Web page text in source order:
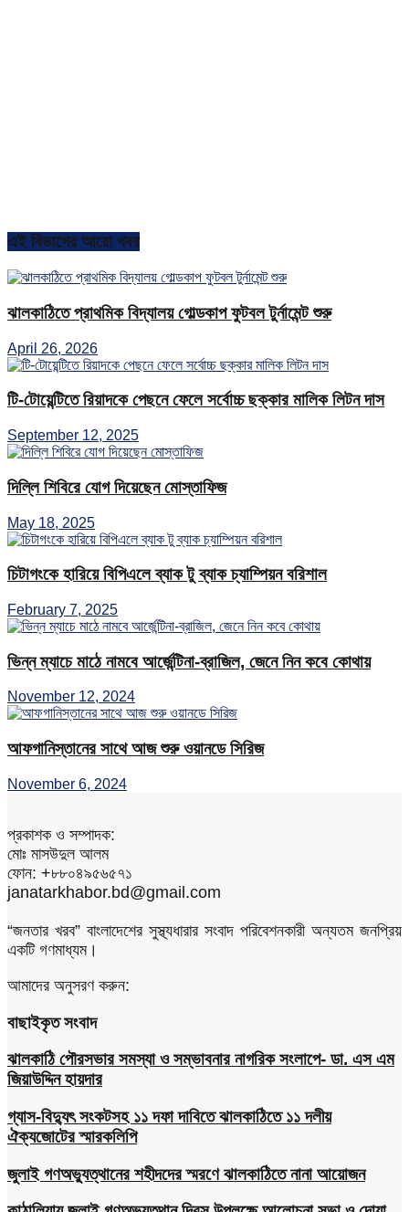
এই বিভাগের আরো খবর
ঝালকাঠিতে প্রাথমিক বিদ্যালয় গোল্ডকাপ ফুটবল টুর্নামেন্ট শুরু
April 26, 2026
টি-টোয়েন্টিতে রিয়াদকে পেছনে ফেলে সর্বোচ্চ ছক্কার মালিক লিটন দাস
September 12, 2025
দিল্লি শিবিরে যোগ দিয়েছেন মোস্তাফিজ
May 18, 2025
চিটাগংকে হারিয়ে বিপিএলে ব্যাক টু ব্যাক চ্যাম্পিয়ন বরিশাল
February 7, 2025
ভিন্ন ম্যাচে মাঠে নামবে আর্জেন্টিনা-ব্রাজিল, জেনে নিন কবে কোথায়
November 12, 2024
আফগানিস্তানের সাথে আজ শুরু ওয়ানডে সিরিজ
November 6, 2024
প্রকাশক ও সম্পাদক:
মোঃ মাসউদুল আলম
ফোন: +৮৮০৪৯৫৬৫৭১
janatarkhabor.bd@gmail.com
“জনতার খরব” বাংলাদেশের সুস্থ্যধারার সংবাদ পরিবেশনকারী অন্যতম জনপ্রিয়
একটি গণমাধ্যম।
আমাদের অনুসরণ করুন:
বাছাইকৃত সংবাদ
ঝালকাঠি পৌরসভার সমস্যা ও সম্ভাবনার নাগরিক সংলাপে- ডা. এস এম
জিয়াউদ্দিন হায়দার
গ্যাস-বিদ্যুৎ সংকটসহ ১১ দফা দাবিতে ঝালকাঠিতে ১১ দলীয়
ঐক্যজোটের স্মারকলিপি
জুলাই গণঅভ্যুত্থানের শহীদদের স্মরণে ঝালকাঠিতে নানা আয়োজন